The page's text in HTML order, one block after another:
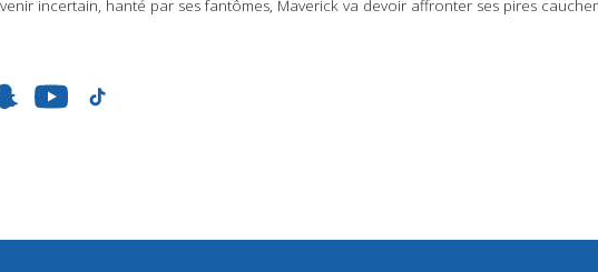
incertain, hanté par ses fantômes, Maverick va devoir affronter ses pires